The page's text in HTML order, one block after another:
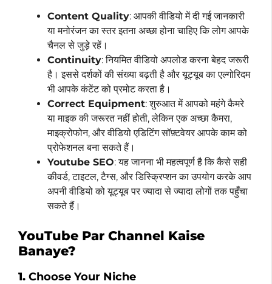
Content Quality: आपकी वीडियो में दी गई जानकारी
या मनोरंजन का स्तर इतना अच्छा होना चाहिए कि लोग आपके
चैनल से जुड़े रहें।
Continuity: नियमित वीडियो अपलोड करना बेहद जरूरी
है। इससे दर्शकों की संख्या बढ़ती है और यूट्यूब का एल्गोरिदम
भी आपके कंटेंट को प्रमोट करता है।
Correct Equipment: शुरुआत में आपको महंगे कैमरे
या माइक की जरूरत नहीं होती, लेकिन एक अच्छा कैमरा,
माइक्रोफोन, और वीडियो एडिटिंग सॉफ़्टवेयर आपके काम को
प्रोफेशनल बना सकते हैं।
Youtube SEO: यह जानना भी महत्वपूर्ण है कि कैसे सही
कीवर्ड, टाइटल, टैग्स, और डिस्क्रिप्शन का उपयोग करके आप
अपनी वीडियो को यूट्यूब पर ज्यादा से ज्यादा लोगों तक पहुँचा
सकते हैं।
YouTube Par Channel Kaise
Banaye?
1. Choose Your Niche